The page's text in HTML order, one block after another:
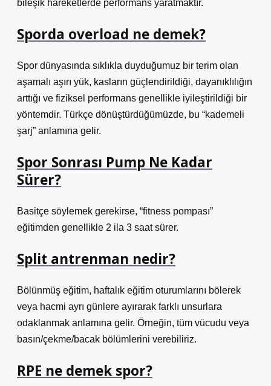
bileşik hareketlerde performans yaratmaktır.
Sporda overload ne demek?
Spor dünyasında sıklıkla duyduğumuz bir terim olan
aşamalı aşırı yük, kasların güçlendirildiği, dayanıklılığın
arttığı ve fiziksel performans genellikle iyileştirildiği bir
yöntemdir. Türkçe dönüştürdüğümüzde, bu “kademeli
şarj” anlamına gelir.
Spor Sonrası Pump Ne Kadar
Sürer?
Basitçe söylemek gerekirse, “fitness pompası”
eğitimden genellikle 2 ila 3 saat sürer.
Split antrenman nedir?
Bölünmüş eğitim, haftalık eğitim oturumlarını bölerek
veya hacmi ayrı günlere ayırarak farklı unsurlara
odaklanmak anlamına gelir. Örneğin, tüm vücudu veya
basın/çekme/bacak bölümlerini verebiliriz.
RPE ne demek spor?